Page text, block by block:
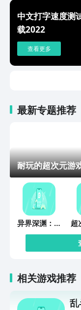
译
通
用
中文打字速度测
载2022
查看更多
最新专题推荐
耐玩的超次元游
异界深渊：觉
醒
超
相关游戏推荐